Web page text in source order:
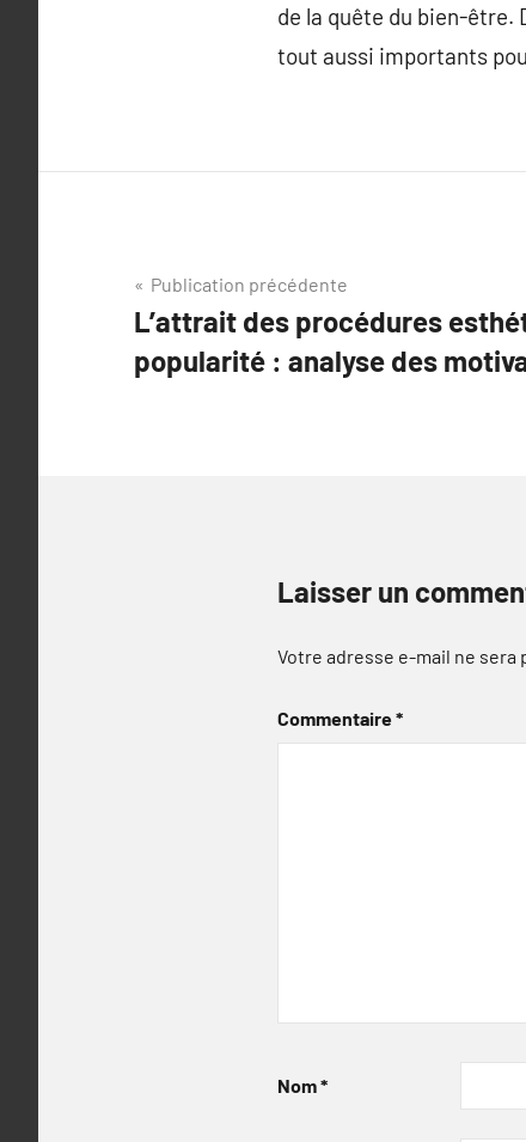
de la quête du bien-être.
tout aussi importants
Navigation
de
l’article
Publication précédente
L’attrait des procédures
popularité : analyse des
Laisser un
Votre adresse e-mail ne sera
Commentaire*
Nom*